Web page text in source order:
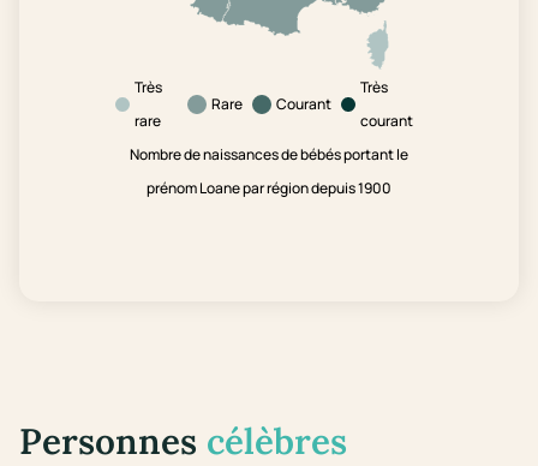
Très
rare
Rare Courant
Très
courant
Nombre de naissances de bébés portant le
prénom Loane par région depuis 1900
Personnes célèbres